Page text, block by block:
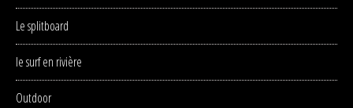
Le splitboard
le surf en rivière
Outdoor